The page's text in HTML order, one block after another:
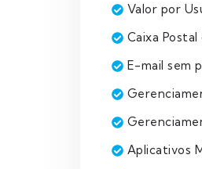
Valor por
Caixa Postal
E-mail sem
Aplicativos